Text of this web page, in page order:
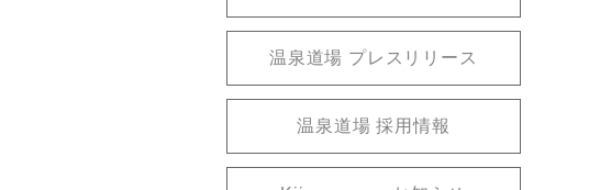
温泉道場 プレスリリース
温泉道場 採用情報